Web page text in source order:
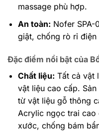
massage phù hợp.
An toàn: Nofer SPA-
giật, chống rò rỉ điện
Đặc điểm nổi bật của
Chất liệu: Tất cả vật
vật liệu cao cấp.
từ vật liệu gỗ thông
Acrylic ngọc trai
xước, chống bám